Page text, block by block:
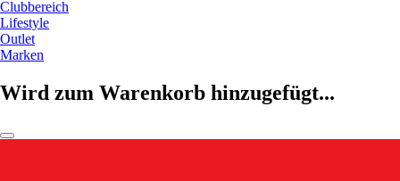
Clubbereich
Lifestyle
Outlet
Marken
Wird zum Warenkorb hinzugefügt...